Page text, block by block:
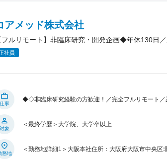
アメッド株式会社
フルリモート】非臨床研究・開発企画◆年休130日
社員
仕事
◆◇非臨床研究経験の方歓迎！／完全フルリモート／
対象
＜最終学歴＞大学院、大学卒以上
務地
＜勤務地詳細1＞大阪本社住所：大阪府大阪市中央